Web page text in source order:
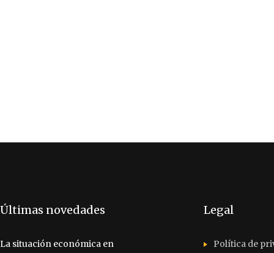
Últimas novedades
La situación económica en
Legal
Política de